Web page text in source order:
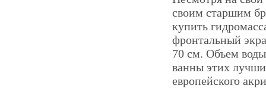
своим старшим
купить
фронтальный
70 см. Объем
ванны этих
европейского